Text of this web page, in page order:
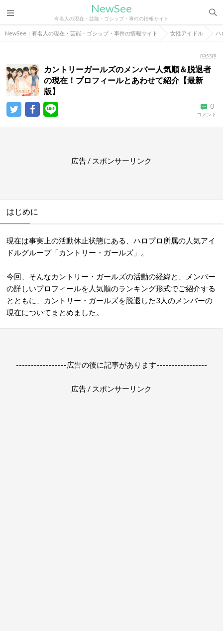
NewSee
有名人の現在・芸能・ゴシップ・事件の情報サイト
NewSee｜有名人の現在・芸能・ゴシップ・事件の情報サイト 女性アイドル ハ
passpi
カントリーガールズのメンバー人気順＆脱退者
の現在！プロフィールとあわせて紹介【最新
版】
0
コメント
広告 / スポンサーリンク
はじめに
現在は事実上の活動休止状態にある、ハロプロ所属の人気アイ
ドルグループ「カントリー・ガールズ」。
今回、そんなカントリー・ガールズの活動の経緯と、メンバー
の詳しいプロフィールを人気順のランキング形式でご紹介する
とともに、カントリー・ガールズを脱退した3人のメンバーの
現在についてまとめました。
-----------------広告の後に記事があります-----------------
広告 / スポンサーリンク